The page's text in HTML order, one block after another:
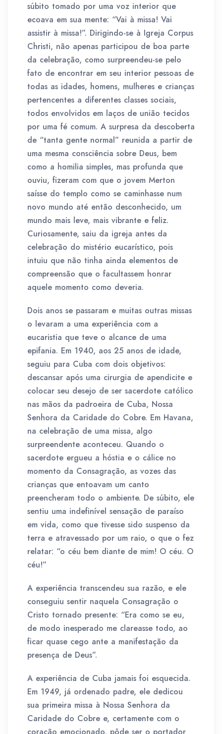
súbito tomado por uma voz interior que
ecoava em sua mente: “Vai à missa! Vai
assistir à missa!”. Dirigindo-se à Igreja Corpus
Christi, não apenas participou de boa parte
da celebração, como surpreendeu-se pelo
fato de encontrar em seu interior pessoas de
todas as idades, homens, mulheres e crianças
pertencentes a diferentes classes sociais,
todos envolvidos em laços de união tecidos
por uma fé comum. A surpresa da descoberta
de “tanta gente normal” reunida a partir de
uma mesma consciência sobre Deus, bem
como a homilia simples, mas profunda que
ouviu, fizeram com que o jovem Merton
saísse do templo como se caminhasse num
novo mundo até então desconhecido, um
mundo mais leve, mais vibrante e feliz.
Curiosamente, saiu da igreja antes da
celebração do mistério eucarístico, pois
intuiu que não tinha ainda elementos de
compreensão que o facultassem honrar
aquele momento como deveria.
Dois anos se passaram e muitas outras missas
o levaram a uma experiência com a
eucaristia que teve o alcance de uma
epifania. Em 1940, aos 25 anos de idade,
seguiu para Cuba com dois objetivos:
descansar após uma cirurgia de apendicite e
colocar seu desejo de ser sacerdote católico
nas mãos da padroeira de Cuba, Nossa
Senhora da Caridade do Cobre. Em Havana,
na celebração de uma missa, algo
surpreendente aconteceu. Quando o
sacerdote ergueu a hóstia e o cálice no
momento da Consagração, as vozes das
crianças que entoavam um canto
preencheram todo o ambiente. De súbito, ele
sentiu uma indefinível sensação de paraíso
em vida, como que tivesse sido suspenso da
terra e atravessado por um raio, o que o fez
relatar: “o céu bem diante de mim! O céu. O
céu!”
A experiência transcendeu sua razão, e ele
conseguiu sentir naquela Consagração o
Cristo tornado presente: “Era como se eu,
de modo inesperado me clareasse todo, ao
ficar quase cego ante a manifestação da
presença de Deus”.
A experiência de Cuba jamais foi esquecida.
Em 1949, já ordenado padre, ele dedicou
sua primeira missa à Nossa Senhora da
Caridade do Cobre e, certamente com o